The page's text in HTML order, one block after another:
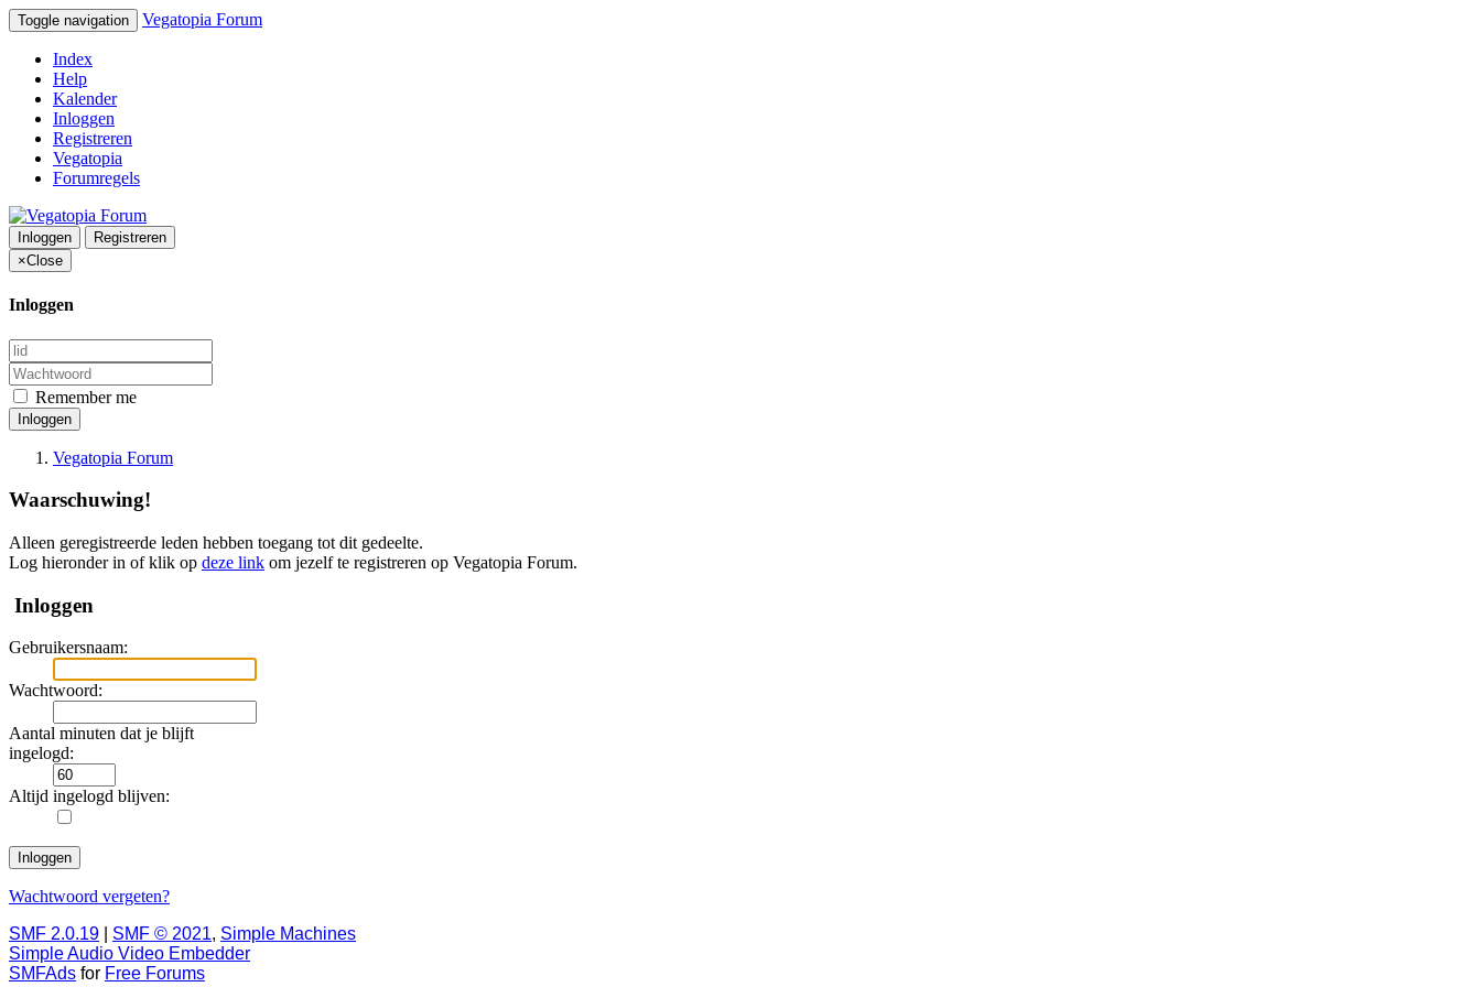
Toggle navigation Vegatopia Forum
Index
Help
Kalender
Inloggen
Registreren
Vegatopia
Forumregels
Inloggen
Registreren
×Close
Inloggen
Remember me
Inloggen
Vegatopia Forum
Waarschuwing!
Alleen geregistreerde leden hebben toegang tot dit gedeelte.
Log hieronder in of klik op deze link om jezelf te registreren op Vegatopia Forum.
Inloggen
Gebruikersnaam:
Wachtwoord:
Aantal minuten dat je blijft
ingelogd:
Altijd ingelogd blijven:
Wachtwoord vergeten?
SMF 2.0.19
SMF © 2021, Simple Machines
Simple Audio Video Embedder
SMFAds for Free Forums